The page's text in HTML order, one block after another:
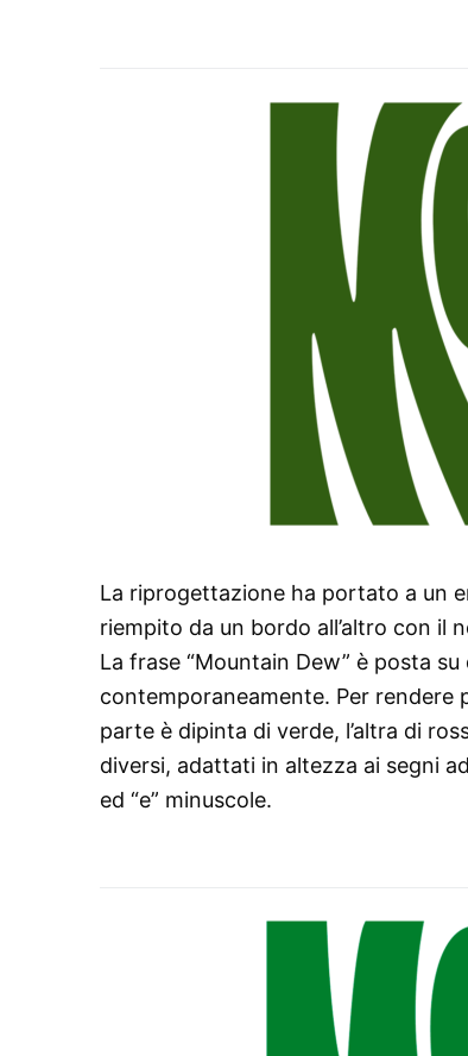
La riprogettazione ha portato a un
riempito da un bordo all’altro con il
La frase “Mountain Dew” è posta
contemporaneamente. Per rendere
parte è dipinta di verde, l’altra di
diversi, adattati in altezza ai segni
ed “e” minuscole.